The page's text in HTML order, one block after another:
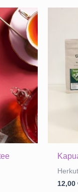
Herkut
12,00